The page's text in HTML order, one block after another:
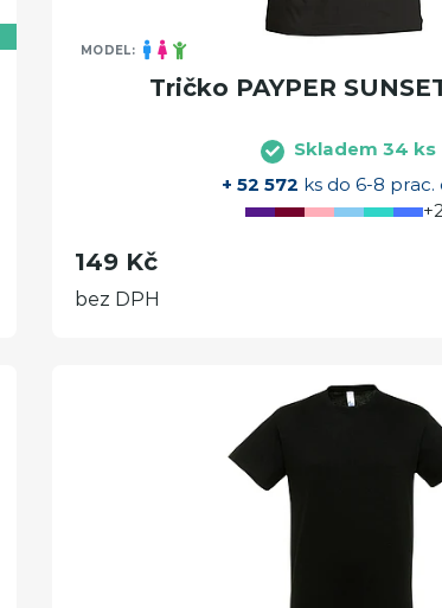
Tričko PAYPER
Skladem 34 ks
+ 52 572 ks do 6-8 prac.
149 Kč
bez DPH
MODEL: